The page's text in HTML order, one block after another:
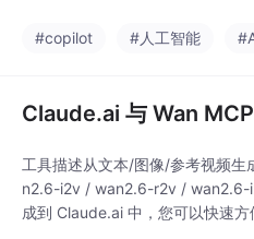
gent、智能图像处理工具以及内
#copilot #人工智能
Claude.ai 与 Wan
工具描述从文本/图像/参考视频
n2.6-i2v / wan2.6-r2v / wan2.6-
成到 Claude.ai 中，您可以快速